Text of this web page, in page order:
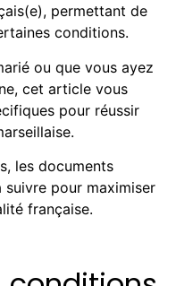
permettant de
conditions.
ou que vous ayez
cet article vous
pour réussir
les documents
suivre pour maximiser
française.